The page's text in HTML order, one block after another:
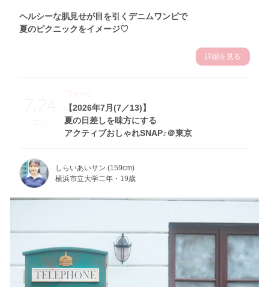
ヘルシーな肌見せが目を引くデニムワンピで
夏のピクニックをイメージ♡
詳細を見る
7.24
Fri
【2026年7月(7／13)】
夏の日差しを味方にする
アクティブおしゃれSNAP♪＠東京
Theme
しらいあいサン (159cm)
横浜市立大学二年・19歳